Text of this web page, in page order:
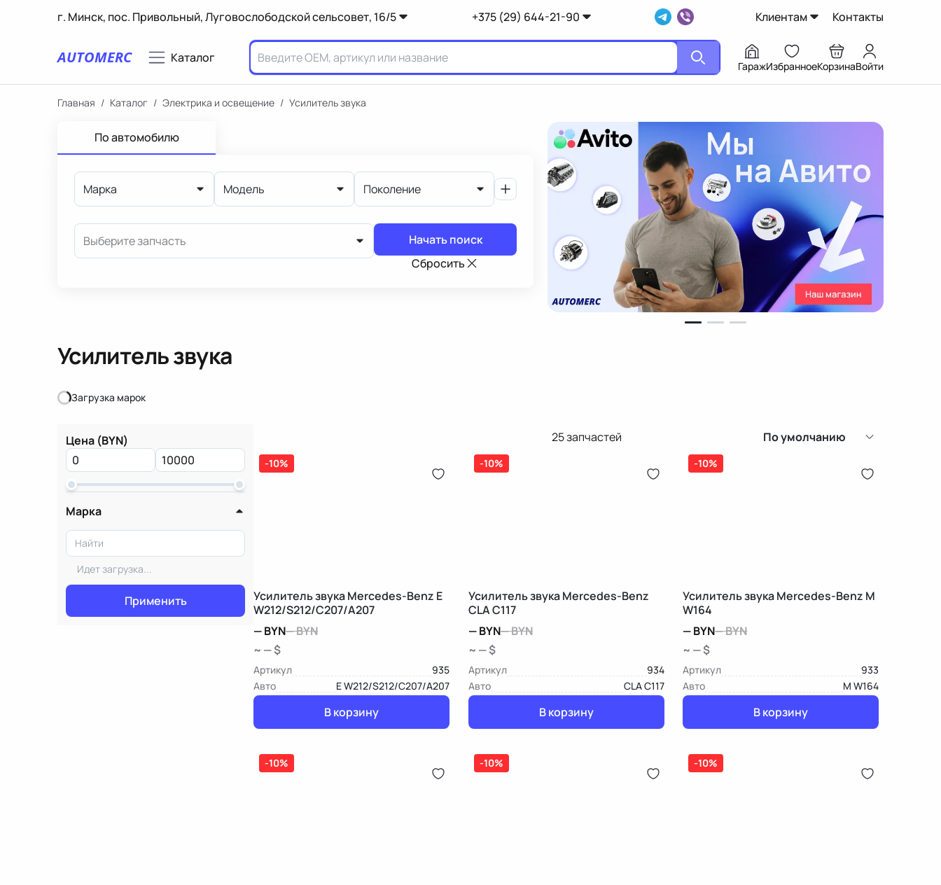
г. Минск, пос. Привольный, Луговослободской сельсовет, 16/5 +375 (29) 644-21-90 Клиентам Контакты
AUTOMERC Каталог
ГаражИзбранноеКорзинаВойти
Главная / Каталог / Электрика и освещение / Усилитель звука
По автомобилю
Марка Модель Поколение
Выберите запчасть
Начать поиск
Сбросить
Усилитель звука
Загрузка марок
Загрузка марок
Цена (BYN)
Марка
Идет загрузка...
Применить
25запчастей По умолчанию
-10%
Усилитель звука Mercedes-Benz E
W212/S212/C207/A207
—BYN—BYN
~ — $
Артикул
935
Авто
E W212/S212/C207/A207
В корзину
-10%
Усилитель звука Mercedes-Benz
CLA C117
—BYN—BYN
~ — $
Артикул
934
Авто
CLA C117
В корзину
-10%
Усилитель звука Mercedes-Benz M
W164
—BYN—BYN
~ — $
Артикул
933
Авто
M W164
В корзину
-10% -10% -10%